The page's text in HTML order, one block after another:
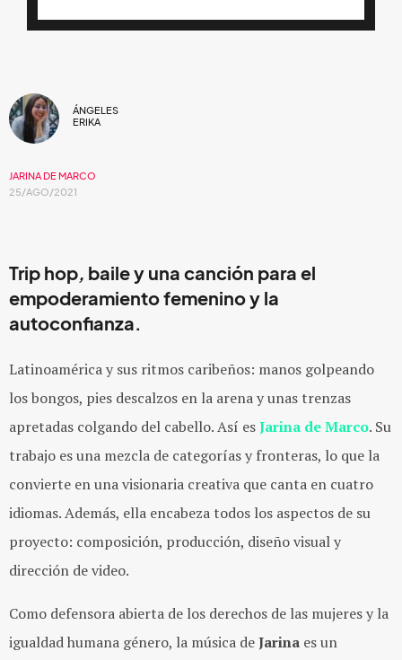
ÁNGELES
ERIKA
JARINA DE MARCO
25/AGO/2021
Trip hop, baile y una canción para el
empoderamiento femenino y la
autoconfianza.
Latinoamérica y sus ritmos caribeños: manos golpeando
los bongos, pies descalzos en la arena y unas trenzas
apretadas colgando del cabello. Así esJarina de Marco. Su
trabajo es una mezcla de categorías y fronteras, lo que la
convierte en una visionaria creativa que canta en cuatro
idiomas. Además, ella encabeza todos los aspectos de su
proyecto: composición, producción, diseño visual y
dirección de video.
Como defensora abierta de los derechos de las mujeres y la
igualdad humana género, la música deJarina es un